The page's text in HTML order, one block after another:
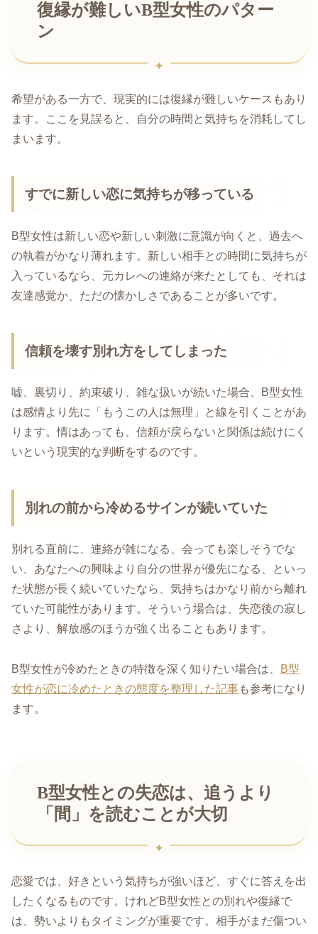
復縁が難しいB型女性のパター
ン
希望がある一方で、現実的には復縁が難しいケースもあり
ます。ここを見誤ると、自分の時間と気持ちを消耗してし
まいます。
すでに新しい恋に気持ちが移っている
B型女性は新しい恋や新しい刺激に意識が向くと、過去へ
の執着がかなり薄れます。新しい相手との時間に気持ちが
入っているなら、元カレへの連絡が来たとしても、それは
友達感覚か、ただの懐かしさであることが多いです。
信頼を壊す別れ方をしてしまった
嘘、裏切り、約束破り、雑な扱いが続いた場合、B型女性
は感情より先に「もうこの人は無理」と線を引くことがあ
ります。情はあっても、信頼が戻らないと関係は続けにく
いという現実的な判断をするのです。
別れの前から冷めるサインが続いていた
別れる直前に、連絡が雑になる、会っても楽しそうでな
い、あなたへの興味より自分の世界が優先になる、といっ
た状態が長く続いていたなら、気持ちはかなり前から離れ
ていた可能性があります。そういう場合は、失恋後の寂し
さより、解放感のほうが強く出ることもあります。
B型女性が冷めたときの特徴を深く知りたい場合は、
B型
女性が恋に冷めたときの態度を整理した記事も参考になり
ます。
B型女性との失恋は、追うより
「間」を読むことが大切
恋愛では、好きという気持ちが強いほど、すぐに答えを出
したくなるものです。けれどB型女性との別れや復縁で
は、勢いよりもタイミングが重要です。相手がまだ傷つい